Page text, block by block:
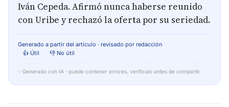
Iván Cepeda. Afirmó nunca haberse reunido
con Uribe y rechazó la oferta por su seriedad.
Generado a partir del artículo · revisado por redacción
👍 Útil
👎 No útil
✨ Generado con IA · puede contener errores, verifícalo antes de compartir.